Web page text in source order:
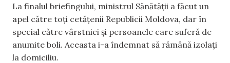
La finalul briefingului, ministrul Sănătății a făcut un
apel către toți cetățenii Republicii Moldova, dar în
special către vârstnici și persoanele care suferă de
anumite boli. Aceasta i-a îndemnat să rămână izolați
la domiciliu.